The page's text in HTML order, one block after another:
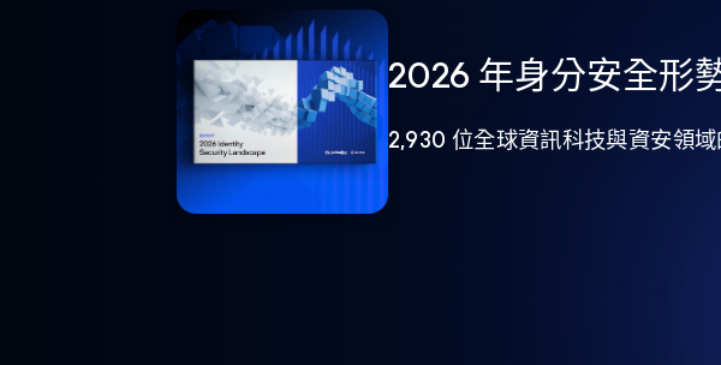
2026 年身分安全形
2,930 位全球資訊科技與資安領